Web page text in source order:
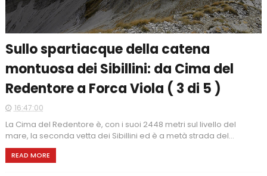
Sullo spartiacque della catena
montuosa dei Sibillini: da Cima del
Redentore a Forca Viola ( 3 di 5 )
16:47:00
La Cima del Redentore è, con i suoi 2448 metri sul livello del
mare, la seconda vetta dei Sibillini ed è a metà strada del...
READ MORE